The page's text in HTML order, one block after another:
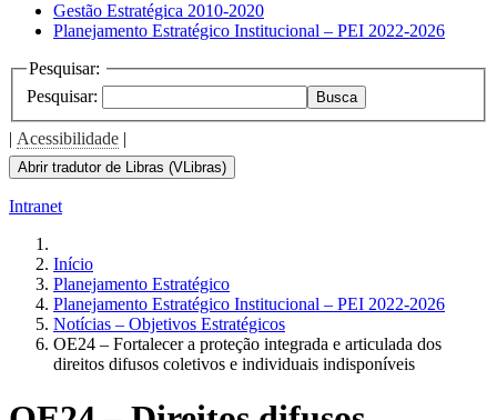
Gestão Estratégica 2010-2020
Planejamento Estratégico Institucional – PEI 2022-2026
Pesquisar:
Pesquisar:
Busca
| Acessibilidade |
Abrir tradutor de Libras (VLibras)
Intranet
Início
Planejamento Estratégico
Planejamento Estratégico Institucional – PEI 2022-2026
Notícias – Objetivos Estratégicos
OE24 – Fortalecer a proteção integrada e articulada dos
direitos difusos coletivos e individuais indisponíveis